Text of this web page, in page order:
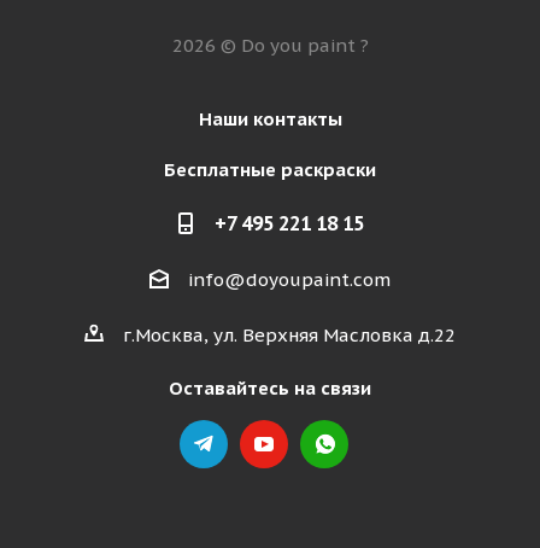
2026 © Do you paint ?
Наши контакты
Бесплатные раскраски
+7 495 221 18 15
info@doyoupaint.com
г.Москва, ул. Верхняя Масловка д.22
Оставайтесь на связи